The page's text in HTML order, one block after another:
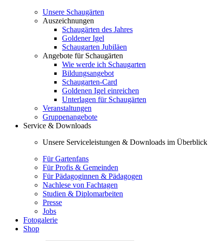
Unsere Schaugärten
Auszeichnungen
Schaugärten des Jahres
Goldener Igel
Schaugarten Jubiläen
Angebote für Schaugärten
Wie werde ich Schaugarten
Bildungsangebot
Schaugarten-Card
Goldenen Igel einreichen
Unterlagen für Schaugärten
Veranstaltungen
Gruppenangebote
Service & Downloads
Unsere Serviceleistungen & Downloads im Überblick
Für Gartenfans
Für Profis & Gemeinden
Für Pädagoginnen & Pädagogen
Nachlese von Fachtagen
Studien & Diplomarbeiten
Presse
Jobs
Fotogalerie
Shop